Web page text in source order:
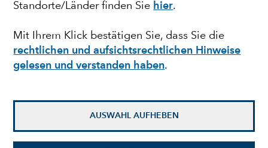
Standorte/Länder finden Sie hier.
Mit Ihrem Klick bestätigen Sie, dass Sie die
rechtlichen und aufsichtsrechtlichen Hinweise
gelesen und verstanden haben.
AUSWAHL AUFHEBEN
Auf dem Trockenen: So
gefährdet das
Wasserrisiko die
Unternehmens